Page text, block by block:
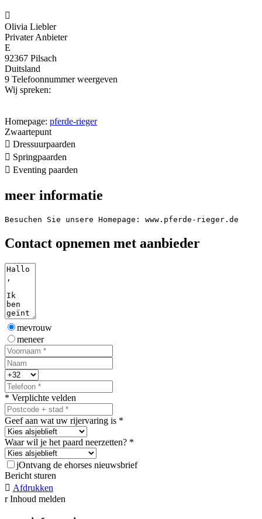

Olivia Liebler
Privater Anbieter
E
92367 Pilsach
Duitsland
9 Telefoonnummer weergeven
Wij spreken:
Homepage: pferde-rieger
Zwaartepunt
 Dressuurpaarden
 Springpaarden
 Eventing paarden
meer informatie
Besuchen Sie unsere Homepage: www.pferde-rieger.de
Contact opnemen met aanbieder
mevrouw
meneer
* Verplichte velden
Geef aan wat uw rijervaring is *
Waar wil je het paard neerzetten? *
jOntvang de ehorses nieuwsbrief
Bericht sturen
 Afdrukken
r Inhoud melden